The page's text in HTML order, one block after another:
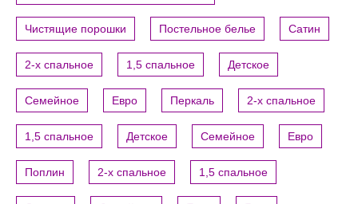
Чистящие порошки Постельное белье Сатин
2-х спальное 1,5 спальное Детское
Семейное Евро Перкаль 2-х спальное
1,5 спальное Детское Семейное Евро
Поплин 2-х спальное 1,5 спальное